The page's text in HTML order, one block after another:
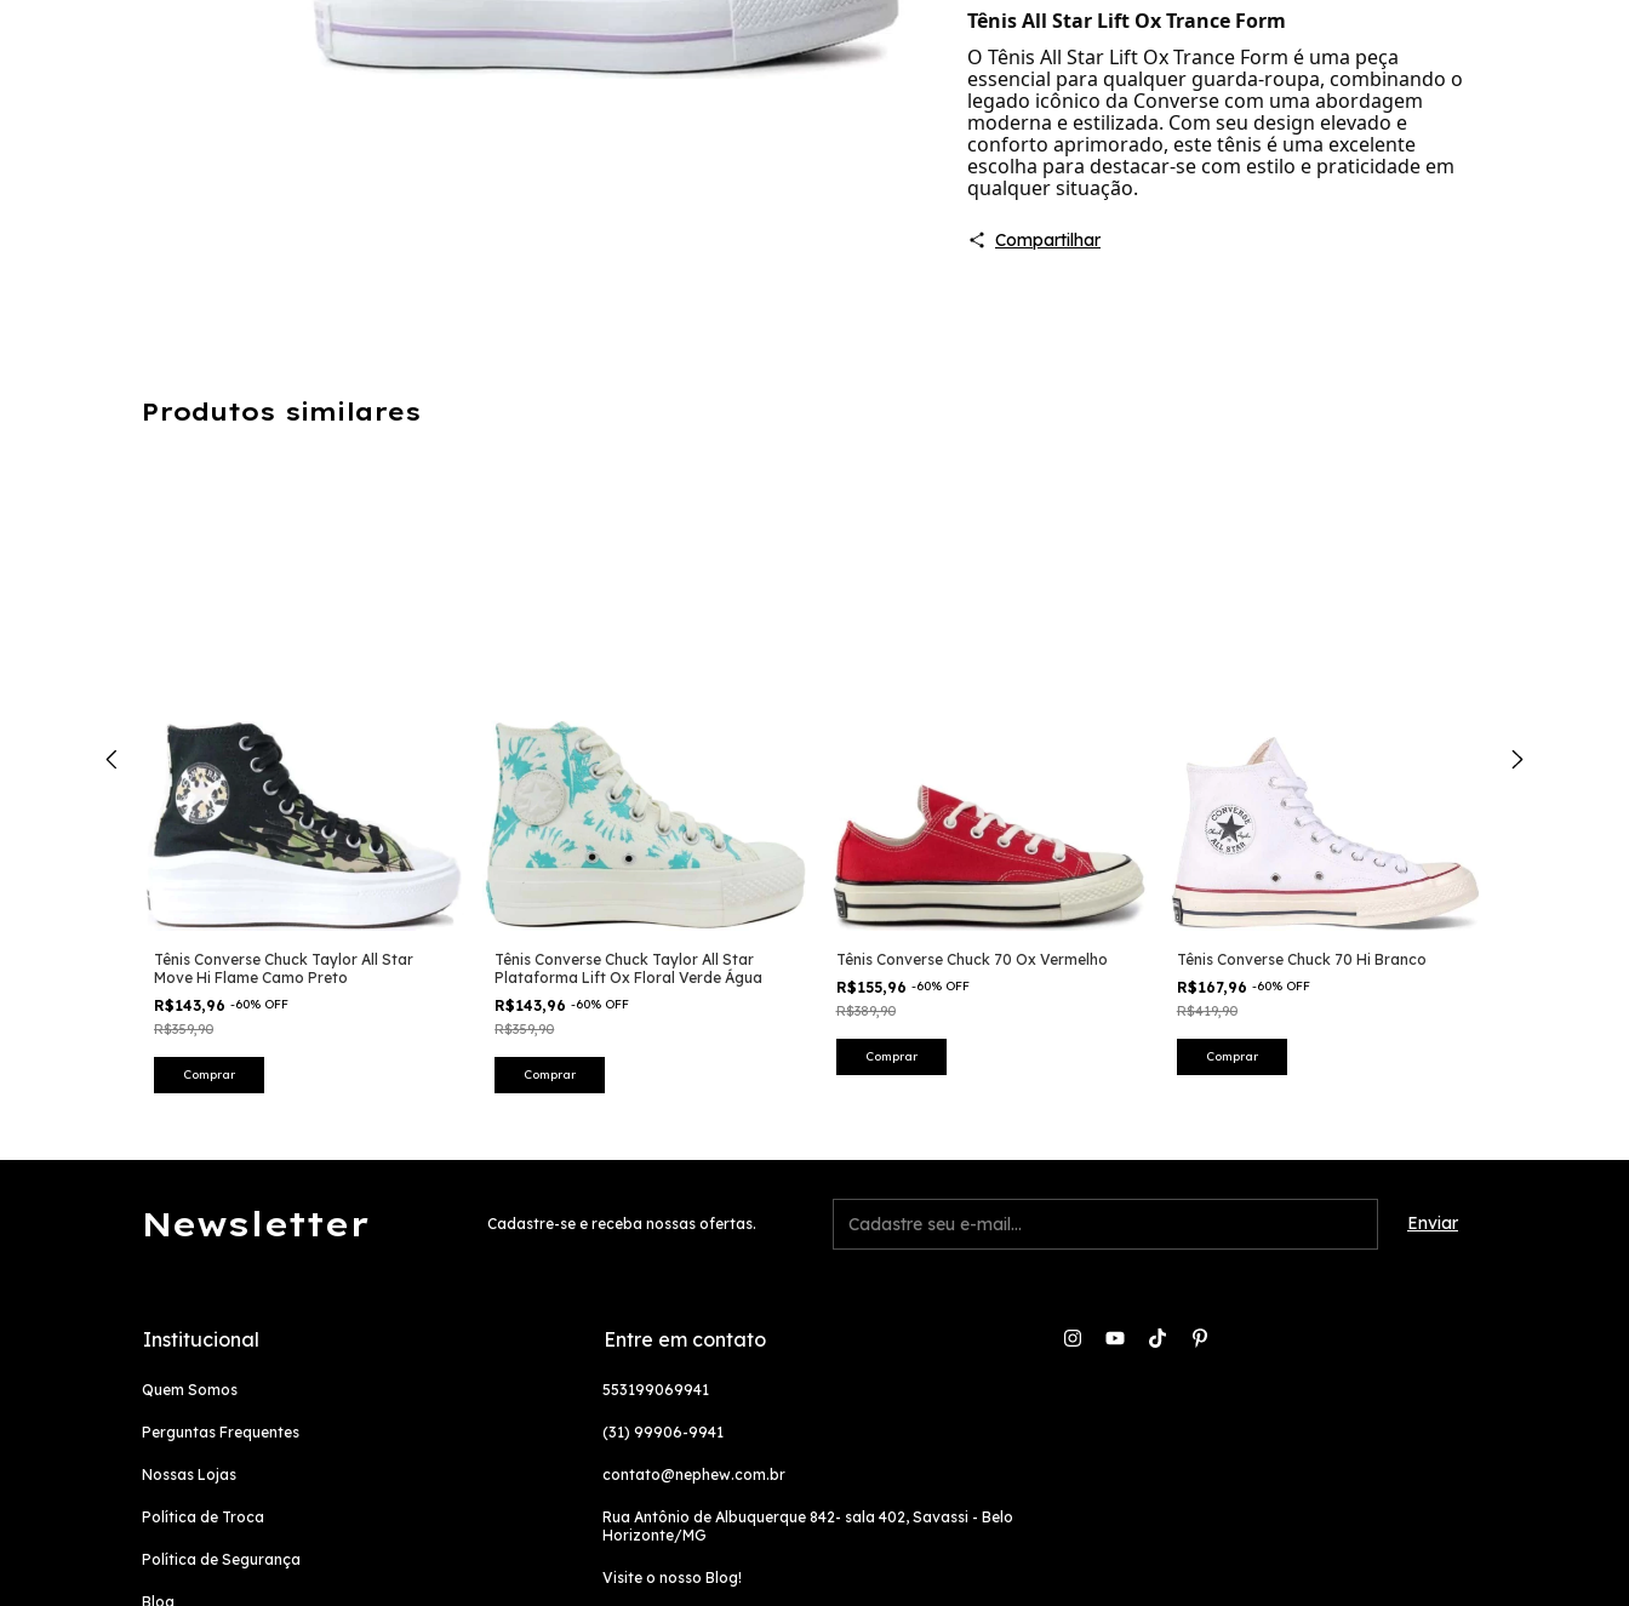
Tênis All Star Lift Ox Trance Form
O Tênis All Star Lift Ox Trance Form é uma peça
essencial para qualquer guarda-roupa, combinando o
legado icônico da Converse com uma abordagem
moderna e estilizada. Com seu design elevado e
conforto aprimorado, este tênis é uma excelente
escolha para destacar-se com estilo e praticidade em
qualquer situação.
Compartilhar
Produtos similares
Tênis Converse Chuck Taylor All Star
Move Hi Flame Camo Preto
R$143,96 -60% OFF
R$359,90
Comprar
Tênis Converse Chuck Taylor All Star
Plataforma Lift Ox Floral Verde Água
R$143,96-60% OFF
R$359,90
Comprar
Tênis Converse Chuck 70 Ox Vermelho
R$155,96 -60% OFF
R$389,90
Comprar
Tênis Converse Chuck 70 Hi Branco
R$167,96 -60% OFF
R$419,90
Comprar
Newsletter Cadastre-se e receba nossas ofertas.
Institucional
Quem Somos
Perguntas Frequentes
Nossas Lojas
Política de Troca
Política de Segurança
Blog
Entre em contato
553199069941
(31) 99906-9941
contato@nephew.com.br
Rua Antônio de Albuquerque 842- sala 402, Savassi - Belo
Horizonte/MG
Visite o nosso Blog!